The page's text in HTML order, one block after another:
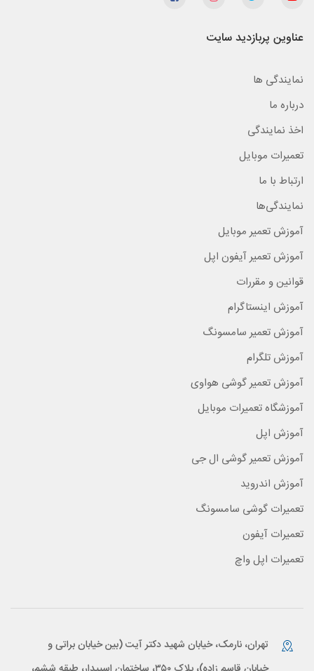
عناوین پربازدید سایت
نمایندگی ها
درباره ما
اخذ نمایندگی
تعمیرات موبایل
ارتباط با ما
نمایندگی‌ها
آموزش تعمیر موبایل
آموزش تعمیر آیفون اپل
قوانین و مقررات
آموزش اینستاگرام
آموزش تعمیر سامسونگ
آموزش تلگرام
آموزش تعمیر گوشی هواوی
آموزشگاه تعمیرات موبایل
آموزش اپل
آموزش تعمیر گوشی ال جی
آموزش اندروید
تعمیرات گوشی سامسونگ
تعمیرات آیفون
تعمیرات اپل واچ
تهران، نارمک، خیابان شهید دکتر آیت (بین خیابان براتی و